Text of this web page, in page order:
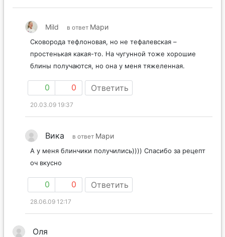
Mild в ответ Мари
Сковорода тефлоновая, но не тефалевская –
простенькая какая-то. На чугунной тоже хорошие
блины получаются, но она у меня тяжеленная.
0 0 Ответить
20.03.09 19:37
Вика в ответ Мари
А у меня блинчики получились)))) Спасибо за рецепт
оч вкусно
0 0 Ответить
28.06.09 12:17
Оля